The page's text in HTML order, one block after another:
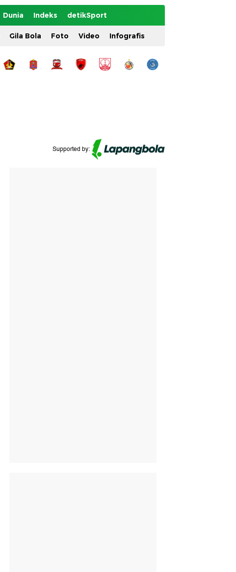
Dunia Indeks detikSport
Gila Bola Foto Video Infografis
Supported by: